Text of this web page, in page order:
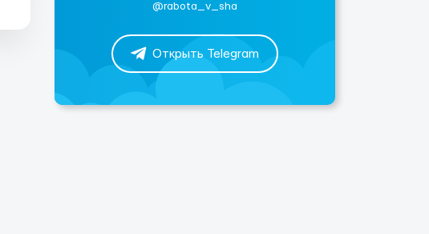
@rabota_v_sha
Открыть Telegram